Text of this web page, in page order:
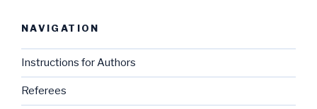
NAVIGATION
Instructions for Authors
Referees